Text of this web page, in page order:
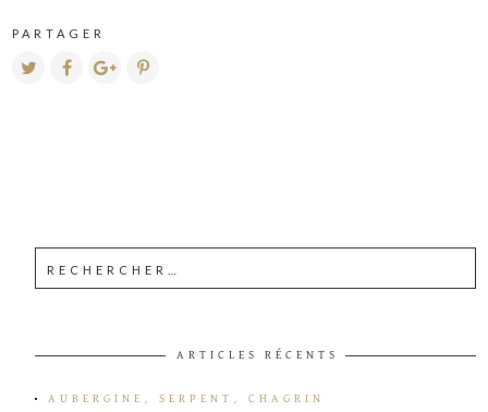
PARTAGER
ARTICLES RÉCENTS
AUBERGINE, SERPENT, CHAGRIN